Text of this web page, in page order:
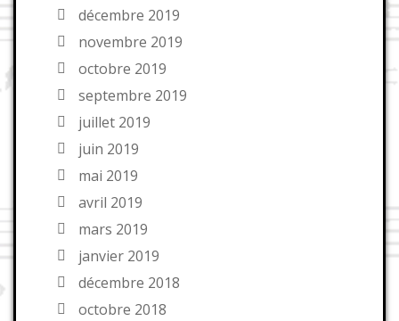
décembre 2019
novembre 2019
octobre 2019
septembre 2019
juillet 2019
juin 2019
mai 2019
avril 2019
mars 2019
janvier 2019
décembre 2018
octobre 2018